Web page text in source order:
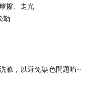
台湾大哥大のユーザーは追
、注文が成立した後に自動
帯番号を確認後、分割払
と、携帯電話認証ウィンド
擦、走光
勒
滌，以避免染色問題唷~